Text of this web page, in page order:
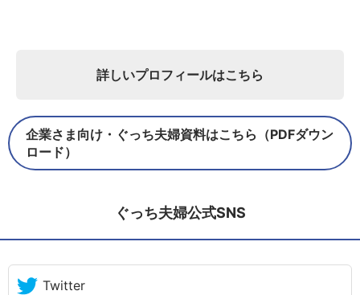
詳しいプロフィールはこちら
企業さま向け・ぐっち夫婦資料はこちら（PDFダウン
ロード）
ぐっち夫婦公式SNS
Twitter